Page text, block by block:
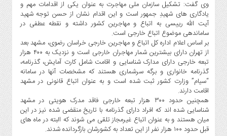
صنایع
غذایی
سیاسی
و
بین
الملل
نگاه
روز
گوناگون
وی گفت: تشکیل سازمان ملی مهاجرت به عنوان یکی از اقدامات مهم و
یادگاری های شهیدِ جمهور است و این اقدام نشان از حسن توجه شهید
آیت الله رییسی به اتباع و مهاجرین کشور داشته و نقطه عطفی در
ساماندهی موضوع اتباع خارجی است.
بر اساس اعلام اداره کل اتباع و مهاجرین خارجی خراسان رضوی، مشهد بعد
از تهران دارای بیشترین شمار مهاجران خارجی است و نزدیک به ۴۰۰ هزار
تبعه خارجی دارای مدارک شناسایی و اقامت شامل کارت آمایش، گذرنامه،
گذرنامه خانواری و برگه سرشماری هستند که مشخصات آنها در سامانه
“سیام” وزارت کشور ثبت شده است و به عنوان اتباع قانونی در مشهد
اقامت دارند.
همچنین حدود ۳۰۰ هزار تبعه خارجی فاقد مدرک هویتی در مشهد
شناسایی شده اند که افراد دارای گذرنامه با تاریخ منقضی شده نیز در این
میان هستند و به عنوان اتباع غیرمجاز تلقی می شوند که البته در ماه های
قبل حدود ۱۰۰ هزار نفر از این تعداد به کشورشان بازگردانده شدند.